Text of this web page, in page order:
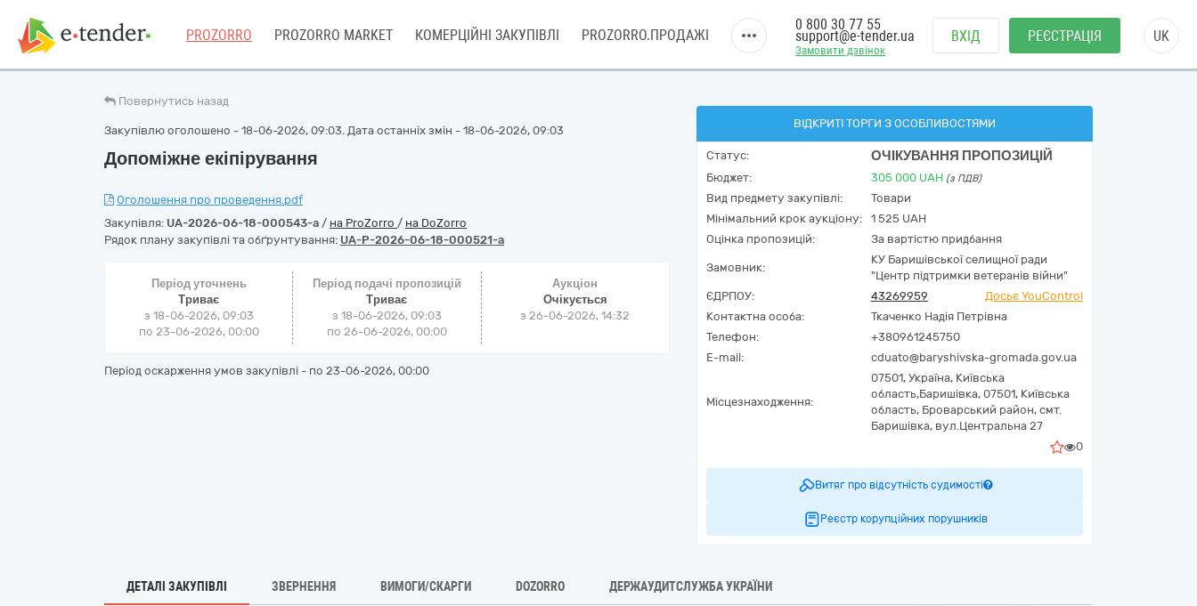
PROZORRO PROZORRO MARKET КОМЕРЦІЙНІ ЗАКУПІВЛІ PROZORRO.ПРОДАЖІ
Замовити дзвінок
0 800 30 77 55
support@e-tender.ua ВХІД РЕЄСТРАЦІЯ UK
Повернутись назад
Закупівлю оголошено - 18-06-2026, 09:03. Дата останніх змін - 18-06-2026, 09:03
Допоміжне екіпірування
Оголошення про проведення.pdf
Закупівля: UA-2026-06-18-000543-a / на ProZorro / на DoZorro
Рядок плану закупівлі та обґрунтування: UA-P-2026-06-18-000521-a
Період уточнень
Триває
з 18-06-2026, 09:03
по 23-06-2026, 00:00
Період подачі пропозицій
Триває
з 18-06-2026, 09:03
по 26-06-2026, 00:00
Аукціон
Очікується
з26-06-2026, 14:32
Період оскарження умов закупівлі - по 23-06-2026, 00:00
ВІДКРИТІ ТОРГИ З ОСОБЛИВОСТЯМИ
Статус: ОЧІКУВАННЯ ПРОПОЗИЦІЙ
Бюджет: 305 000 UAH (з ПДВ)
Вид предмету закупівлі:
Товари
Мінімальний крок аукціону:
1 525 UAH
Оцінка пропозицій:
За вартістю придбання
Замовник:
КУ Баришівської селищної ради
"Центр підтримки ветеранів війни"
ЄДРПОУ:
43269959
Досьє YouControl
Контактна особа:
Ткаченко Надія Петрівна
Телефон:
+380961245750
E-mail:
cduato@baryshivska-gromada.gov.ua
Місцезнаходження:
07501, Україна, Київська
область,Баришівка, 07501, Київська
область, Броварський район, смт.
Баришівка, вул.Центральна 27
0
Витяг про відсутність судимості
Реєстр корупційних порушників
ДЕТАЛІ ЗАКУПІВЛІ ЗВЕРНЕННЯ ВИМОГИ/СКАРГИ DOZORRO ДЕРЖАУДИТСЛУЖБА УКРАЇНИ